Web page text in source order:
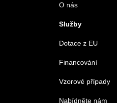
O nás
Služby
Dotace z EU
Financování
Vzorové případy
Nabídněte nám